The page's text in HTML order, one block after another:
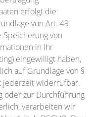
erfolgt die
von Art. 49
Speicherung von
in Ihr
eingewilligt haben,
auf Grundlage von §
jederzeit widerrufbar.
oder zur Durchführung
verarbeiten wir